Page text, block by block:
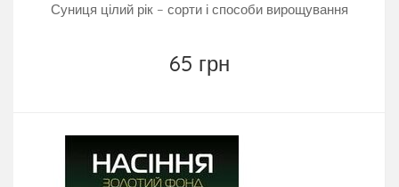
Суниця цілий рік – сорти і способи вирощування
65 грн